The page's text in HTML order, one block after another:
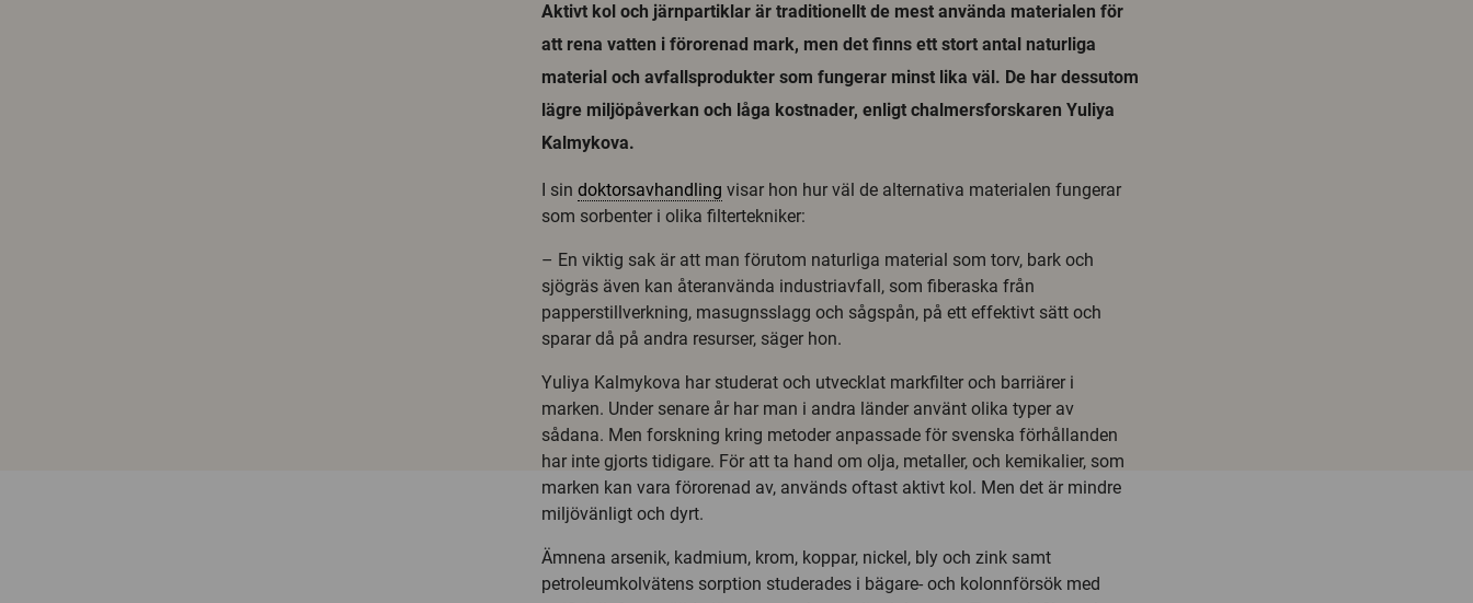
Aktivt kol och järnpartiklar är traditionellt de mest använda materialen för
att rena vatten i förorenad mark, men det finns ett stort antal naturliga
material och avfallsprodukter som fungerar minst lika väl. De har dessutom
lägre miljöpåverkan och låga kostnader, enligt chalmersforskaren Yuliya
Kalmykova.
I sin doktorsavhandling visar hon hur väl de alternativa materialen fungerar
som sorbenter i olika filtertekniker:
– En viktig sak är att man förutom naturliga material som torv, bark och
sjögräs även kan återanvända industriavfall, som fiberaska från
papperstillverkning, masugnsslagg och sågspån, på ett effektivt sätt och
sparar då på andra resurser, säger hon.
Yuliya Kalmykova har studerat och utvecklat markfilter och barriärer i
marken. Under senare år har man i andra länder använt olika typer av
sådana. Men forskning kring metoder anpassade för svenska förhållanden
har inte gjorts tidigare. För att ta hand om olja, metaller, och kemikalier, som
marken kan vara förorenad av, används oftast aktivt kol. Men det är mindre
miljövänligt och dyrt.
Ämnena arsenik, kadmium, krom, koppar, nickel, bly och zink samt
petroleumkolvätens sorption studerades i bägare- och kolonnförsök med